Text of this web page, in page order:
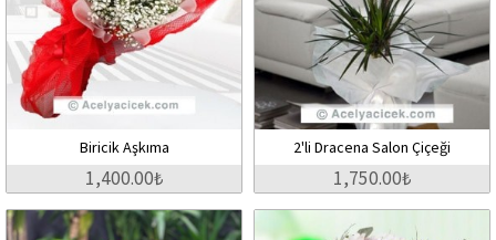
Biricik Aşkıma
1,400.00₺
2'li Dracena Salon Çiçeği
1,750.00₺